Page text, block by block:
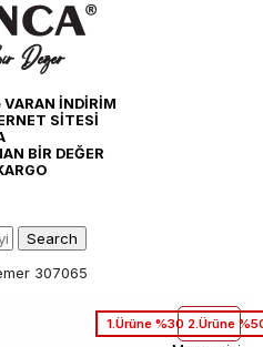
İNDİRİM
SİTESİ
BİR DEĞER
307065
1.Ürüne %30 2.Ürüne